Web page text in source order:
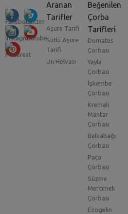
Aranan
Tarifler
Aşure Tarifi
Sütlü Aşure
Tarifi
Un Helvası
Beğenilen
Çorba
Tarifleri
Domates
Çorbası
Yayla
Çorbası
İşkembe
Çorbası
Kremalı
Mantar
Çorbası
Balkabağı
Çorbası
Paça
Çorbası
Süzme
Mercimek
Çorbası
Ezogelin